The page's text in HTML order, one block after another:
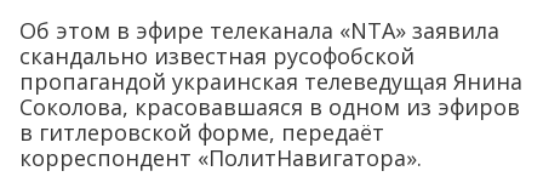
Об этом в эфире телеканала «NTA» заявила
скандально известная русофобской
пропагандой украинская телеведущая Янина
Соколова, красовавшаяся в одном из эфиров
в гитлеровской форме, передаёт
корреспондент «ПолитНавигатора».